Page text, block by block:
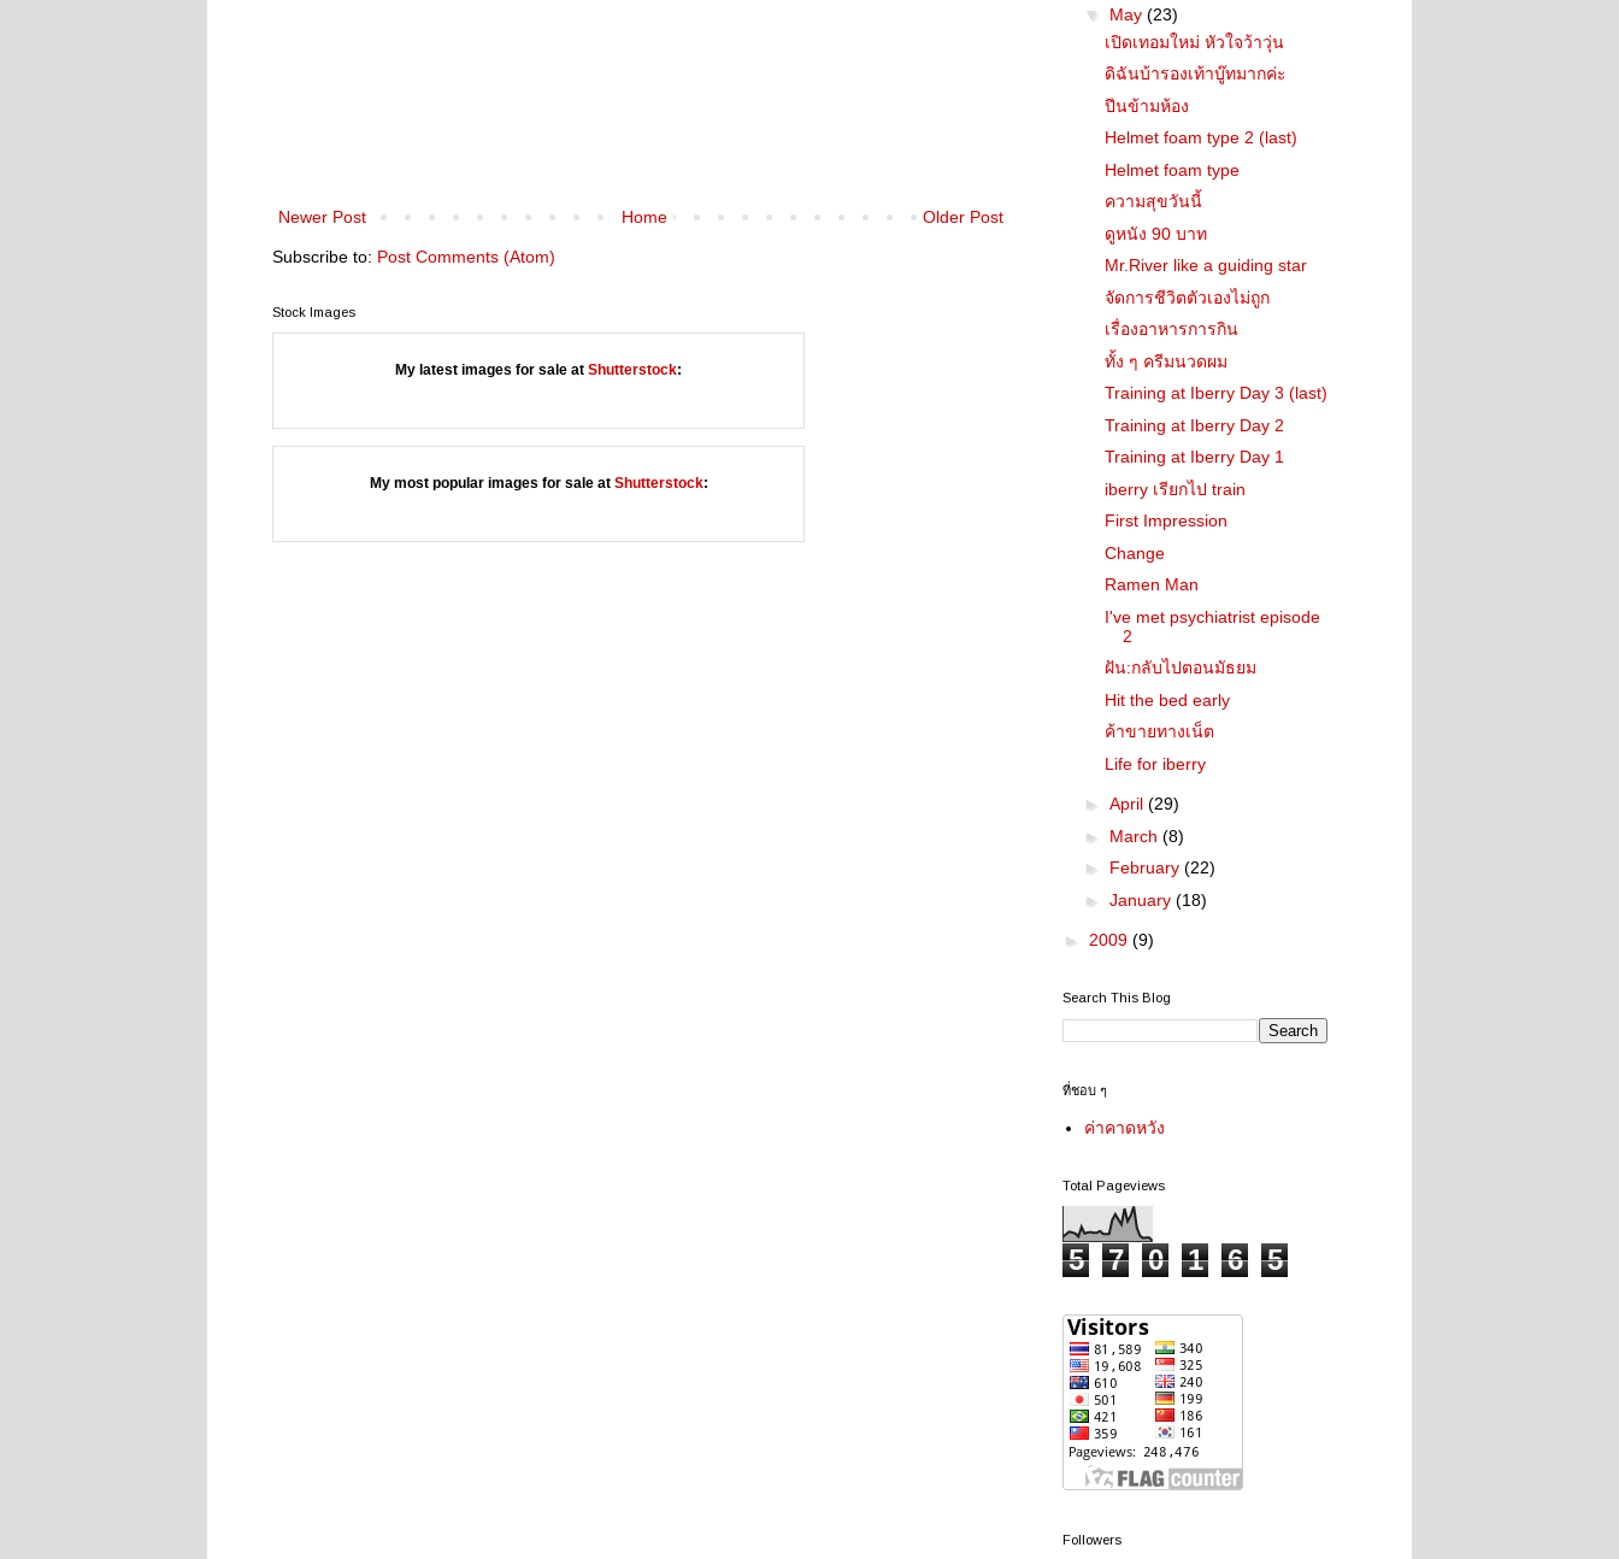
Newer Post Older Post
Home
Subscribe to: Post Comments (Atom)
Stock Images
My latest images for sale at Shutterstock:
My most popular images for sale at Shutterstock:
▼ May (23)
เปิดเทอมใหม่ หัวใจว้าวุ่น
ดิฉันบ้ารองเท้าบู๊ทมากค่ะ
ปีนข้ามห้อง
Helmet foam type 2 (last)
Helmet foam type
ความสุขวันนี้
ดูหนัง 90 บาท
Mr.River like a guiding star
จัดการชีวิตตัวเองไม่ถูก
เรื่องอาหารการกิน
ทั้ง ๆ ครีมนวดผม
Training at Iberry Day 3 (last)
Training at Iberry Day 2
Training at Iberry Day 1
iberry เรียกไป train
First Impression
Change
Ramen Man
I've met psychiatrist episode
2
ฝัน:กลับไปตอนมัธยม
Hit the bed early
ค้าขายทางเน็ต
Life for iberry
► April (29)
► March (8)
► February (22)
► January (18)
► 2009 (9)
Search This Blog
ที่ชอบ ๆ
ค่าคาดหวัง
Total Pageviews
5 7 0 1 6 5
Followers